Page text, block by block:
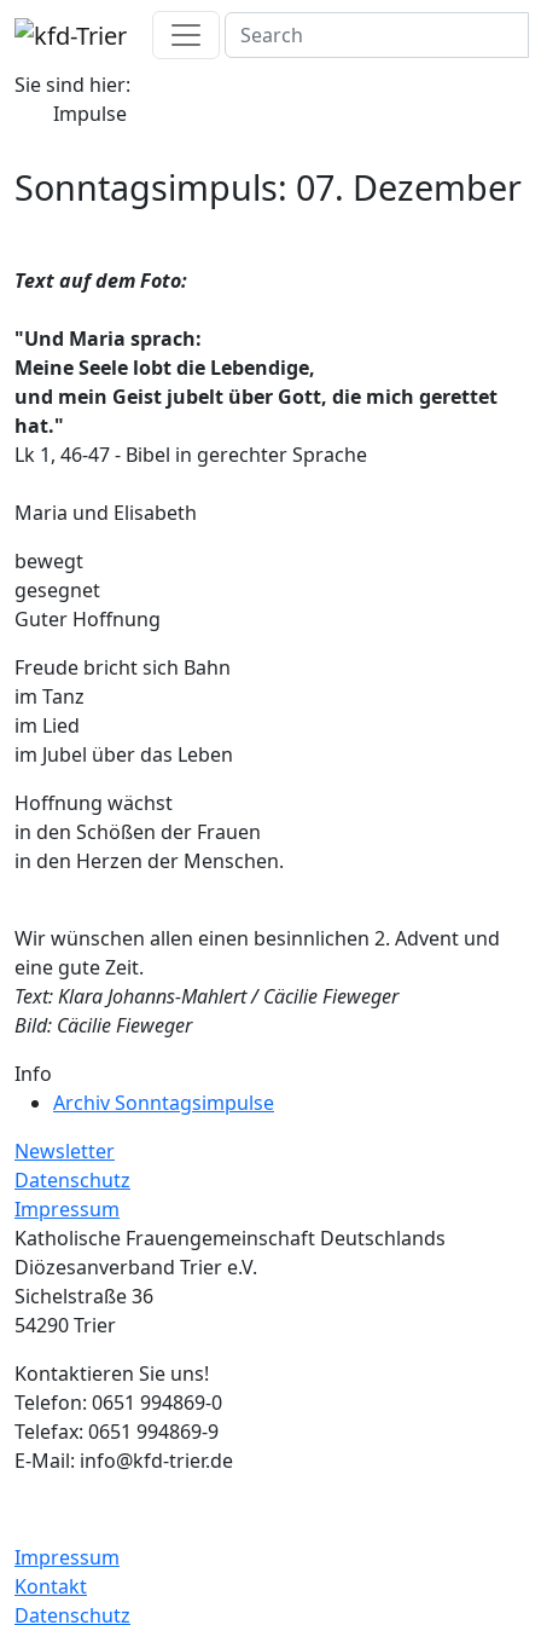
Sie sind hier:
Impulse
Sonntagsimpuls: 07. Dezember
Text auf dem Foto:
"Und Maria sprach:
Meine Seele lobt die Lebendige,
und mein Geist jubelt über Gott, die mich gerettet
hat."
Lk 1, 46-47 - Bibel in gerechter Sprache
Maria und Elisabeth
bewegt
gesegnet
Guter Hoffnung
Freude bricht sich Bahn
im Tanz
im Lied
im Jubel über das Leben
Hoffnung wächst
in den Schößen der Frauen
in den Herzen der Menschen.
Wir wünschen allen einen besinnlichen 2. Advent und
eine gute Zeit.
Text: Klara Johanns-Mahlert / Cäcilie Fieweger
Bild: Cäcilie Fieweger
Info
Archiv Sonntagsimpulse
Newsletter
Datenschutz
Impressum
Katholische Frauengemeinschaft Deutschlands
Diözesanverband Trier e.V.
Sichelstraße 36
54290 Trier
Kontaktieren Sie uns!
Telefon: 0651 994869-0
Telefax: 0651 994869-9
E-Mail: info@kfd-trier.de
Impressum
Kontakt
Datenschutz